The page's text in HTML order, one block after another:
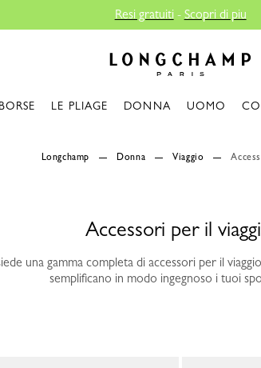
BORSE LE PLIAGE DONNA UOMO
Longchamp Donna Viaggio
Accessori per il
una gamma completa di accessori per il
semplificano in modo ingegnoso i tuoi